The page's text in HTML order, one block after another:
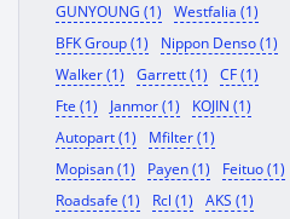
GUNYOUNG (1)
Westfalia (1)
BFK Group (1)
Nippon Denso (1)
Walker (1)
Garrett (1)
CF (1)
Fte (1)
Janmor (1)
KOJIN (1)
Autopart (1)
Mfilter (1)
Mopisan (1)
Payen (1)
Feituo (1)
Roadsafe (1)
Rcl (1)
AKS (1)